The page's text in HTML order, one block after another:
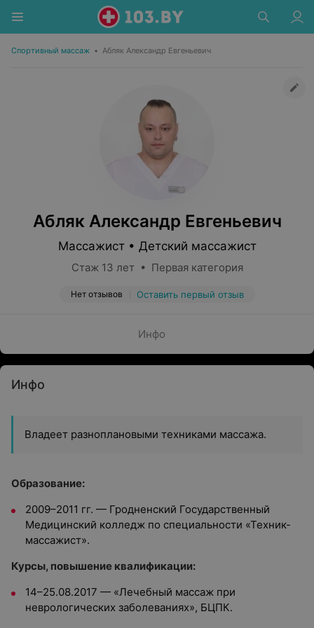
Спортивный массаж • Абляк Александр Евгеньевич
Абляк Александр Евгеньевич
Массажист • Детский массажист
Стаж 13 лет • Первая категория
Нет отзывов Оставить первый отзыв
Инфо
Инфо
Владеет разноплановыми техниками массажа.
Образование:
2009–2011 гг. — Гродненский Государственный
Медицинский колледж по специальности «Техник-
массажист».
Курсы, повышение квалификации:
14–25.08.2017 — «Лечебный массаж при
неврологических заболеваниях», БЦПК.